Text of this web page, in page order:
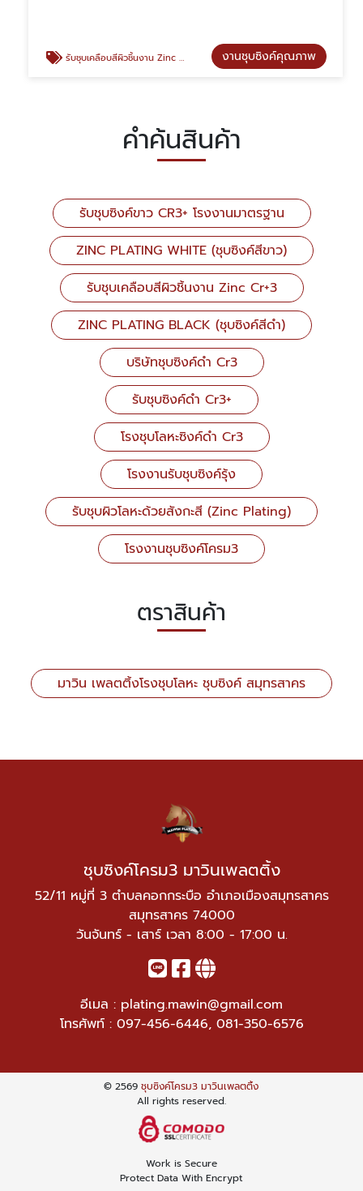
รับชุบเคลือบสีผิวชิ้นงาน Zinc Cr+3 งานชุบซิงค์คุณภาพ
คำค้นสินค้า
รับชุบซิงค์ขาว CR3+ โรงงานมาตรฐาน
ZINC PLATING WHITE (ชุบซิงค์สีขาว)
รับชุบเคลือบสีผิวชิ้นงาน Zinc Cr+3
ZINC PLATING BLACK (ชุบซิงค์สีดำ)
บริษัทชุบซิงค์ดำ Cr3
รับชุบซิงค์ดำ Cr3+
โรงชุบโลหะซิงค์ดำ Cr3
โรงงานรับชุบซิงค์รุ้ง
รับชุบผิวโลหะด้วยสังกะสี (Zinc Plating)
โรงงานชุบซิงค์โครม3
ตราสินค้า
มาวิน เพลตติ้งโรงชุบโลหะ ชุบซิงค์ สมุทรสาคร
ชุบซิงค์โครม3 มาวินเพลตติ้ง
52/11 หมู่ที่ 3 ตำบลคอกกระบือ อำเภอเมืองสมุทรสาคร
สมุทรสาคร 74000
วันจันทร์ - เสาร์ เวลา 8:00 - 17:00 น.
อีเมล : plating.mawin@gmail.com
โทรศัพท์ : 097-456-6446, 081-350-6576
© 2569ชุบซิงค์โครม3 มาวินเพลตติ้ง
All rights reserved.
Work is Secure
Protect Data With Encrypt